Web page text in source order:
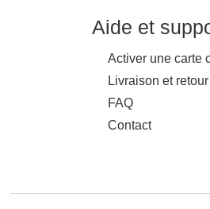
Aide et
Activer une carte
Livraison et retour
FAQ
Contact